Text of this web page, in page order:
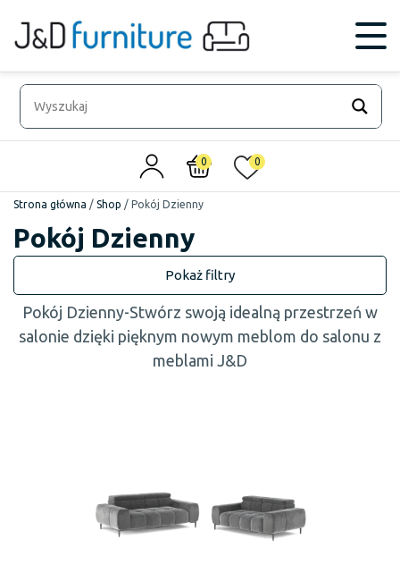
0 0
Strona główna / Shop / Pokój Dzienny
Pokój Dzienny
Pokój Dzienny-Stwórz swoją idealną przestrzeń w
salonie dzięki pięknym nowym meblom do salonu z
meblami J&D